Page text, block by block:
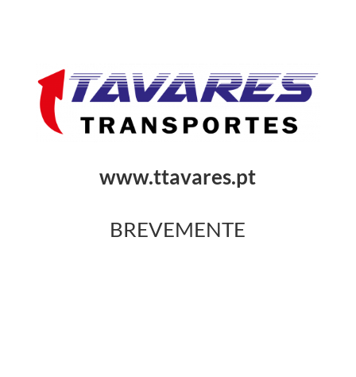
www.ttavares.pt
BREVEMENTE